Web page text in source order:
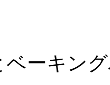
ベーキン